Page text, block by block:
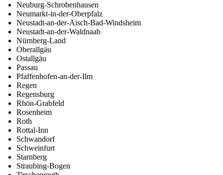
Neuburg-Schrobenhausen
Neumarkt-in-der-Oberpfalz
Neustadt-an-der-Aisch-Bad-Windsheim
Neustadt-an-der-Waldnaab
Nürnberg-Land
Oberallgäu
Ostallgäu
Passau
Pfaffenhofen-an-der-Ilm
Regen
Regensburg
Rhön-Grabfeld
Rosenheim
Roth
Rottal-Inn
Schwandorf
Schweinfurt
Starnberg
Straubing-Bogen